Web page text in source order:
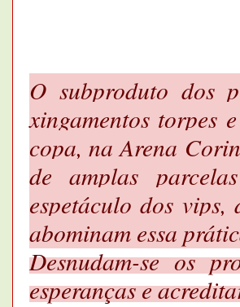
O subproduto dos
xingamentos torpes
copa, na Arena
de amplas
espetáculo dos
abominam essa
Desnudam-se os
esperanças e